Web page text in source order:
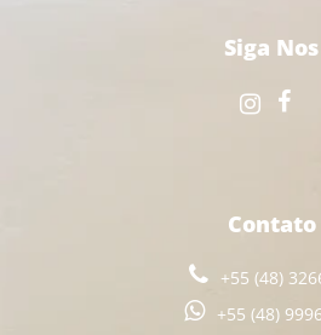
Siga Nos
Contato
+55 (48)
+55 (48)